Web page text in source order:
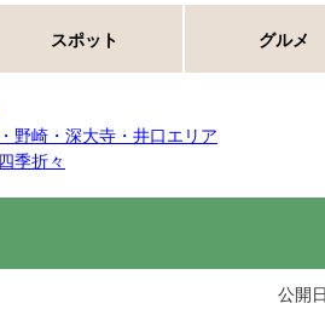
スポット グルメ
野崎・深大寺・井口エリア
季折々
公開